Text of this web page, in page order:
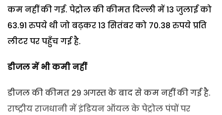
कम नहीं की गई. पेट्रोल की कीमत दिल्ली में 13 जुलाई को
63.91 रुपये थी जो बढ़कर 13 सितंबर को 70.38 रुपये प्रति
लीटर पर पहुँच गई है.
डीजल में भी कमी नहीं
डीजल की कीमत 29 अगस्त के बाद से कम नहीं की गई है.
राष्ट्रीय राजधानी में इंडियन ऑयल के पेट्रोल पंपों पर